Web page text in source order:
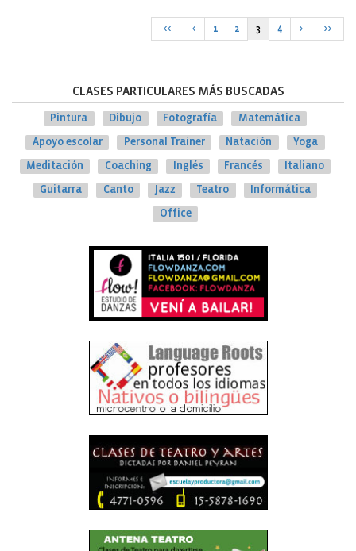
<< < 1 2 3 4 > >>
CLASES PARTICULARES MÁS BUSCADAS
Pintura Dibujo Fotografía Matemática
Apoyo escolar Personal Trainer Natación Yoga
Meditación Coaching Inglés Francés Italiano
Guitarra Canto Jazz Teatro Informática
Office